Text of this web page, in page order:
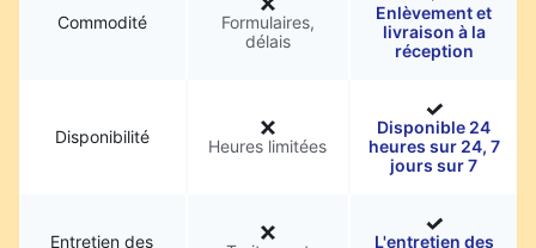
Commodité
Formulaires,
délais
Enlèvement et
livraison à la
réception
Disponibilité Heures limitées
Disponible 24
heures sur 24, 7
jours sur 7
Entretien des L'entretien des